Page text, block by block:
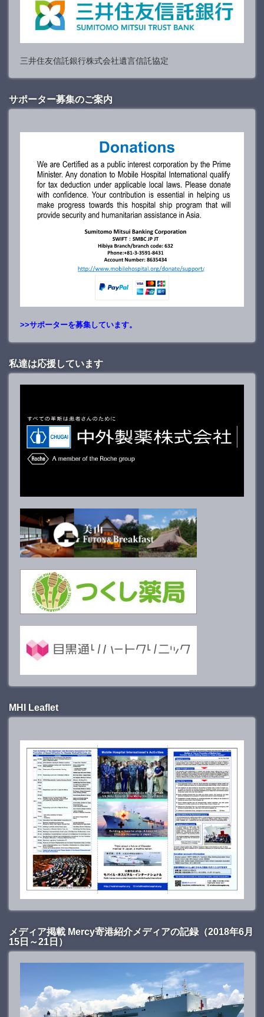
三井住友信託銀行株式会社遺言信託協定
サポーター募集のご案内
>>サポーターを募集しています。
私達は応援しています
MHI Leaflet
メディア掲載 Mercy寄港紹介メディアの記録（2018年6月
15日～21日）